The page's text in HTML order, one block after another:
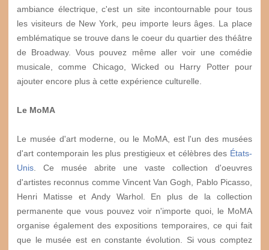
ambiance électrique, c'est un site incontournable pour tous
les visiteurs de New York, peu importe leurs âges. La place
emblématique se trouve dans le coeur du quartier des théâtre
de Broadway. Vous pouvez même aller voir une comédie
musicale, comme Chicago, Wicked ou Harry Potter pour
ajouter encore plus à cette expérience culturelle.
Le MoMA
Le musée d'art moderne, ou le MoMA, est l'un des musées
d'art contemporain les plus prestigieux et célèbres des États-
Unis . Ce musée abrite une vaste collection d'oeuvres
d'artistes reconnus comme Vincent Van Gogh, Pablo Picasso,
Henri Matisse et Andy Warhol. En plus de la collection
permanente que vous pouvez voir n'importe quoi, le MoMA
organise également des expositions temporaires, ce qui fait
que le musée est en constante évolution. Si vous comptez